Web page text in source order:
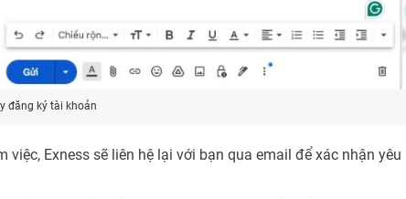
đăng ký tài khoản
Exness sẽ liên hệ lại với bạn qua email để xác nhận yêu